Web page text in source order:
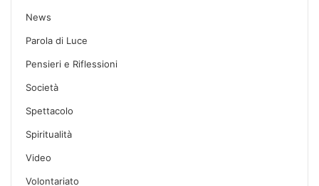
News
Parola di Luce
Pensieri e Riflessioni
Società
Spettacolo
Spiritualità
Video
Volontariato